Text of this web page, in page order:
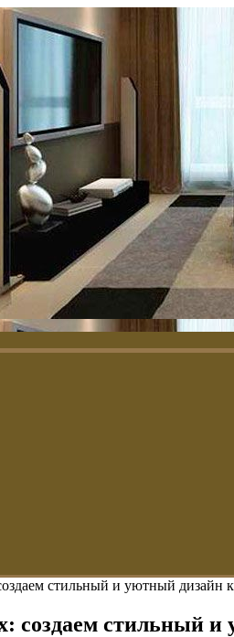
стильный и уютный дизайн
создаем стильный